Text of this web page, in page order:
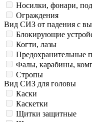
Носилки, фонари,
Ограждения
Вид СИЗ от падения с
Блокирующие
Когти, лазы
Предохранительные
Фалы, карабины,
Стропы
Вид СИЗ для головы
Каски
Каскетки
Щитки защитные